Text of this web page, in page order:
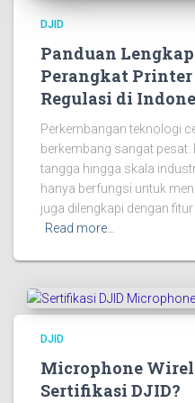
DJID
Panduan
Perangkat
Regulasi di
Perkembangan teknologi
berkembang sangat
tangga hingga skala
hanya berfungsi untuk
juga dilengkapi dengan
Read more…
DJID
Microphone
Sertifikasi DJID?